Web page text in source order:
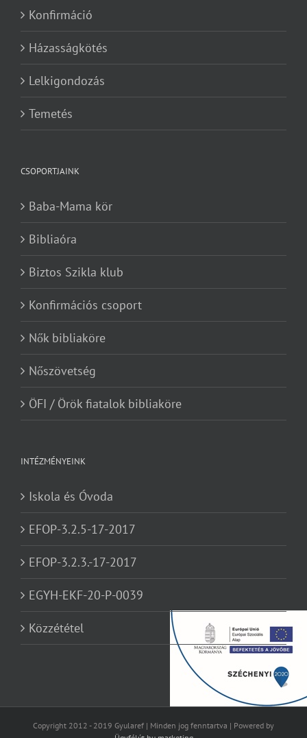
Konfirmáció
Házasságkötés
Lelkigondozás
Temetés
CSOPORTJAINK
Baba-Mama kör
Bibliaóra
Biztos Szikla klub
Konfirmációs csoport
Nők bibliaköre
Nőszövetség
ÖFI / Örök fiatalok bibliaköre
INTÉZMÉNYEINK
Iskola és Óvoda
EFOP-3.2.5-17-2017
EFOP-3.2.3.-17-2017
EGYH-EKF-20-P-0039
Közzététel
Copyright 2012 - 2019 Gyularef | Minden jog fenntartva | Powered by